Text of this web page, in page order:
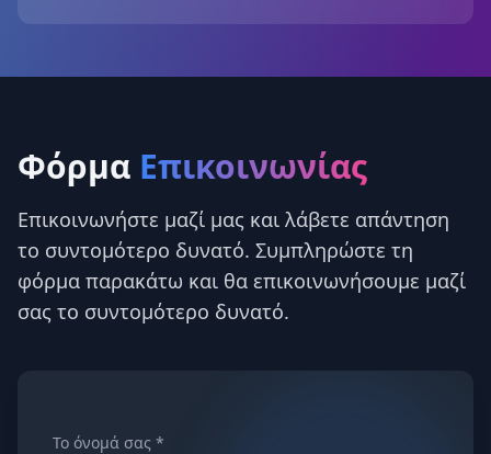
Φόρμα Επικοινωνίας
Επικοινωνήστε μαζί μας και λάβετε απάντηση
το συντομότερο δυνατό. Συμπληρώστε τη
φόρμα παρακάτω και θα επικοινωνήσουμε μαζί
σας το συντομότερο δυνατό.
Το όνομά σας *